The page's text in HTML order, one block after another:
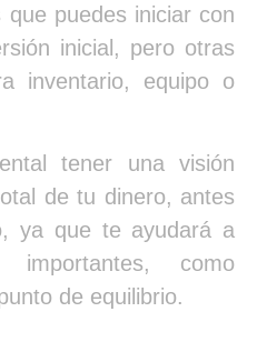
puedes iniciar con
inicial, pero otras
inventario, equipo o
tener una visión
de tu dinero, antes
ya que te ayudará a
importantes, como
de equilibrio.